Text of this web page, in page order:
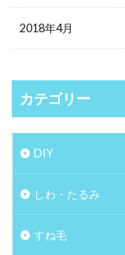
2018年4月
カテゴリー
DIY
しわ・たるみ
すね毛